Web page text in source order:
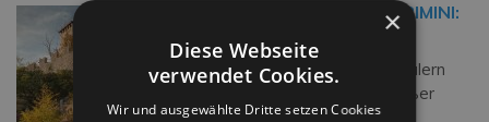
DIE RENAISSANCE IN RIMINI:
Rimini ist reich an Denkmälern
der Renaissance von großer
Bedeutung, wie das
×
Diese Webseite
verwendet Cookies.
Wir und ausgewählte Dritte setzen Cookies